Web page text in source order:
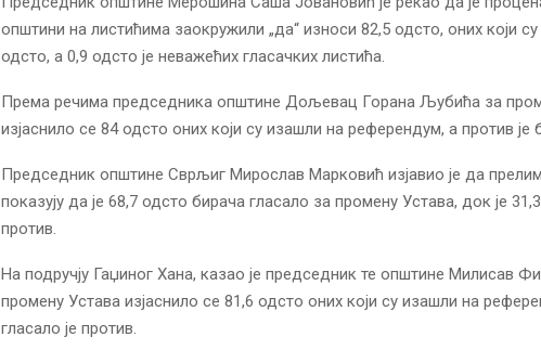
општини на листићима заокружили „да“ износи 82,5 одсто, оних који су
одсто, а 0,9 одсто је неважећих гласачких листића.
Према речима председника општине Дољевац Горана Љубића за
изјаснило се 84 одсто оних који су изашли на референдум, а против је
Председник општине Сврљиг Мирослав Марковић изјавио је да
показују да је 68,7 одсто бирача гласало за промену Устава, док је
против.
На подручју Гаџиног Хана, казао је председник те општине Милисав
промену Устава изјаснило се 81,6 одсто оних који су изашли на
гласало је против.